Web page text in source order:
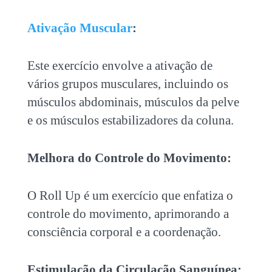
Ativação Muscular:
Este exercício envolve a ativação de
vários grupos musculares, incluindo os
músculos abdominais, músculos da pelve
e os músculos estabilizadores da coluna.
Melhora do Controle do Movimento:
O Roll Up é um exercício que enfatiza o
controle do movimento, aprimorando a
consciência corporal e a coordenação.